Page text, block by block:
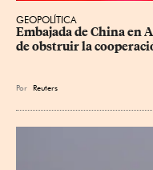
GEOPOLÍTICA
Embajada de China en
de obstruir la
Por Reuters